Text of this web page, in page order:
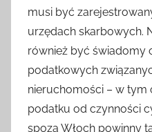
musi być
urzędach skarbowych.
również być świadomy
podatkowych
nieruchomości – w tym
podatku od czynności
spoza Włoch powinny